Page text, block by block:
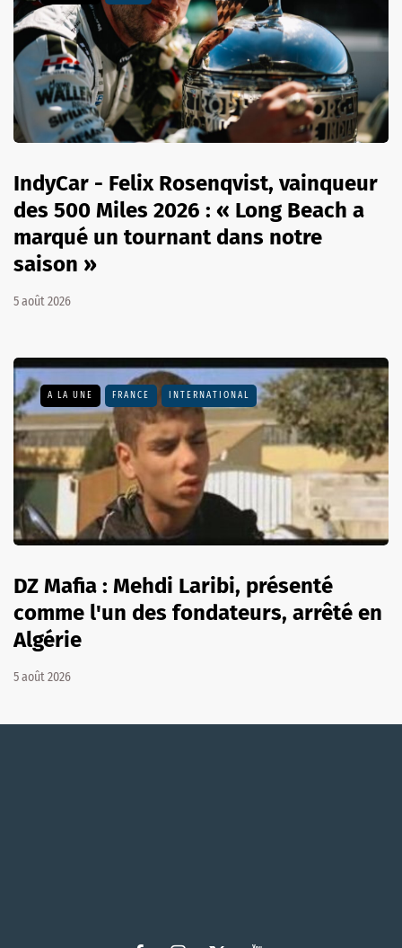
IndyCar - Felix Rosenqvist, vainqueur
des 500 Miles 2026 : « Long Beach a
marqué un tournant dans notre
saison »
5 août 2026
A LA UNE FRANCE INTERNATIONAL
DZ Mafia : Mehdi Laribi, présenté
comme l'un des fondateurs, arrêté en
Algérie
5 août 2026